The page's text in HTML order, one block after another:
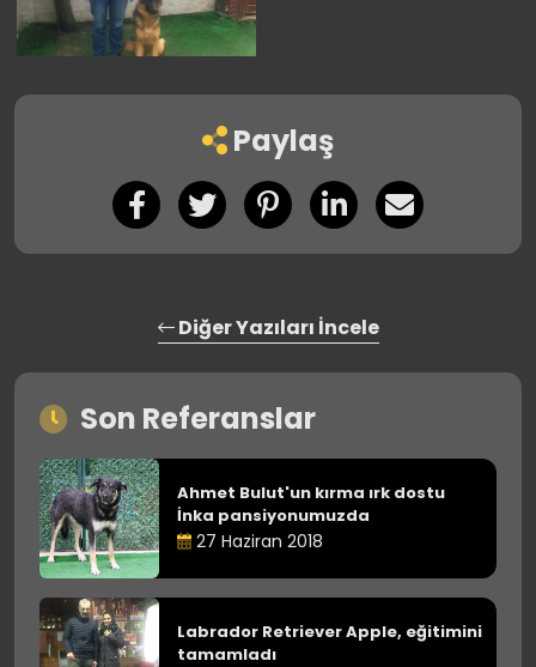
Paylaş
Diğer Yazıları İncele
Son Referanslar
Ahmet Bulut'un kırma ırk dostu
İnka pansiyonumuzda
27 Haziran 2018
Labrador Retriever Apple, eğitimini
tamamladı